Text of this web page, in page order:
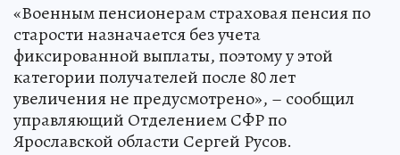
«Военным пенсионерам страховая пенсия по
старости назначается без учета
фиксированной выплаты, поэтому у этой
категории получателей после 80 лет
увеличения не предусмотрено», – сообщил
управляющий Отделением СФР по
Ярославской области Сергей Русов.